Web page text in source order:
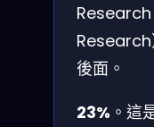
Research
後面。
23% 。這